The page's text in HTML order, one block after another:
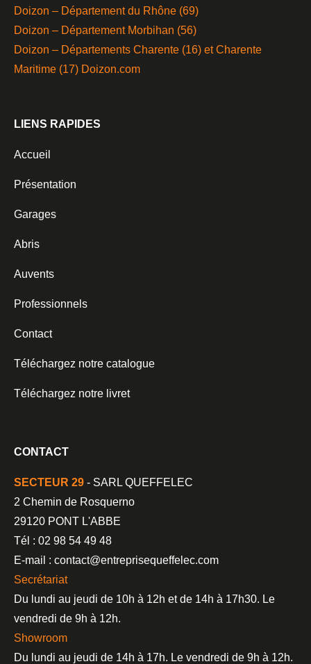
Doizon – Département du Rhône (69)
Doizon – Département Morbihan (56)
Doizon – Départements Charente (16) et Charente
Maritime (17) Doizon.com
LIENS RAPIDES
Accueil
Présentation
Garages
Abris
Auvents
Professionnels
Contact
Téléchargez notre catalogue
Téléchargez notre livret
CONTACT
SECTEUR 29 - SARL QUEFFELEC
2 Chemin de Rosquerno
29120 PONT L'ABBE
Tél : 02 98 54 49 48
E-mail : contact@entreprisequeffelec.com
Secrétariat
Du lundi au jeudi de 10h à 12h et de 14h à 17h30. Le
vendredi de 9h à 12h.
Showroom
Du lundi au jeudi de 14h à 17h. Le vendredi de 9h à 12h.